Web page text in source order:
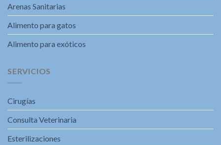
Arenas Sanitarias
Alimento para gatos
Alimento para exóticos
SERVICIOS
Cirugías
Consulta Veterinaria
Esterilizaciones